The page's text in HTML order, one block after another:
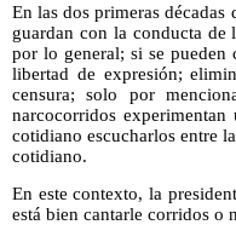
En las dos primeras
guardan con la conducta de
por lo general; si se pueden
libertad de expresión;
censura; solo por
narcocorridos
cotidiano escucharlos entre
cotidiano.
En este contexto, la
está bien cantarle corridos o